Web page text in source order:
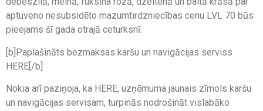
aptuveno nesubsidēto mazumtirdzniecības cenu LVL 70 būs
pieejams šī gada otrajā ceturksnī.
[b]Paplašināts bezmaksas karšu un navigācijas serviss
HERE[/b]
Nokia arī paziņoja, ka HERE, uzņēmuma jaunais zīmols karšu
un navigācijas servisam, turpinās nodrošināt vislabāko